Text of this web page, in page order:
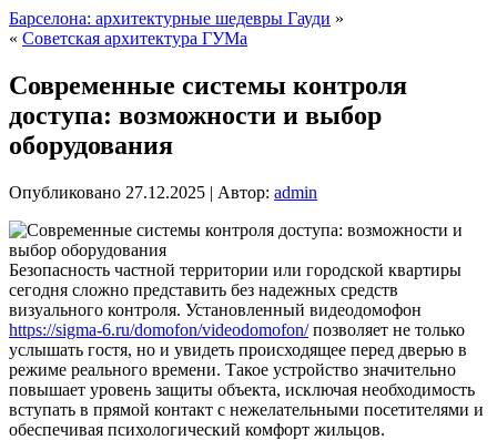
Барселона: архитектурные шедевры Гауди »
« Советская архитектура ГУМа
Современные системы контроля
доступа: возможности и выбор
оборудования
Опубликовано 27.12.2025 | Автор: admin
Безопасность частной территории или городской квартиры
сегодня сложно представить без надежных средств
визуального контроля. Установленный видеодомофон
https://sigma-6.ru/domofon/videodomofon/позволяет не только
услышать гостя, но и увидеть происходящее перед дверью в
режиме реального времени. Такое устройство значительно
повышает уровень защиты объекта, исключая необходимость
вступать в прямой контакт с нежелательными посетителями и
обеспечивая психологический комфорт жильцов.